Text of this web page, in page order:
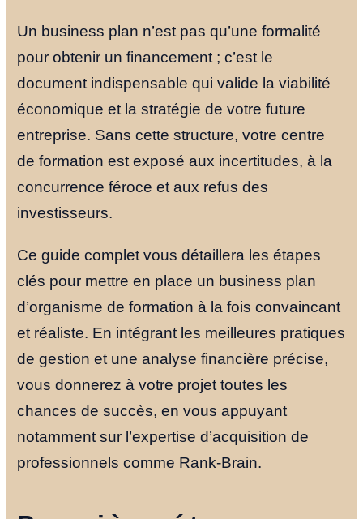
Un business plan n’est pas qu’une formalité
pour obtenir un financement ; c’est le
document indispensable qui valide la viabilité
économique et la stratégie de votre future
entreprise. Sans cette structure, votre centre
de formation est exposé aux incertitudes, à la
concurrence féroce et aux refus des
investisseurs.
Ce guide complet vous détaillera les étapes
clés pour mettre en place un business plan
d’organisme de formation à la fois convaincant
et réaliste. En intégrant les meilleures pratiques
de gestion et une analyse financière précise,
vous donnerez à votre projet toutes les
chances de succès, en vous appuyant
notamment sur l’expertise d’acquisition de
professionnels comme Rank-Brain.